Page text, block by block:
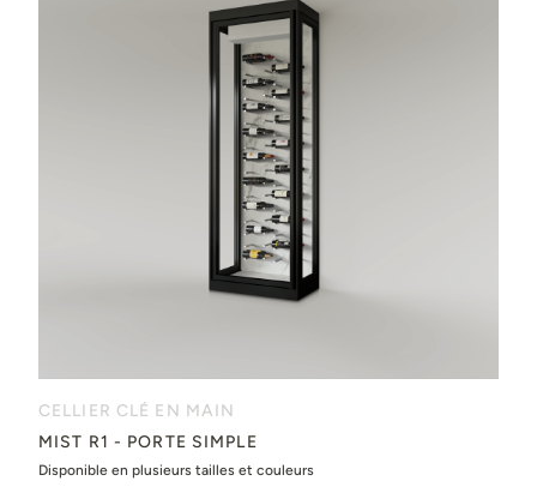
CELLIER CLÉ EN MAIN
MIST R1 - PORTE SIMPLE
Disponible en plusieurs tailles et couleurs